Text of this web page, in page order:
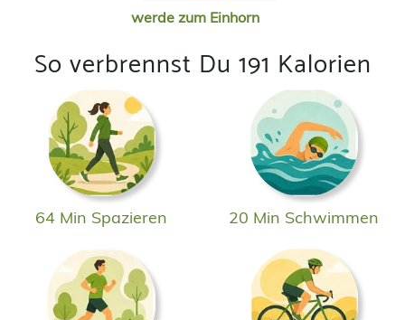
werde zum Einhorn
So verbrennst Du 191 Kalorien
64 Min Spazieren 20 Min Schwimmen